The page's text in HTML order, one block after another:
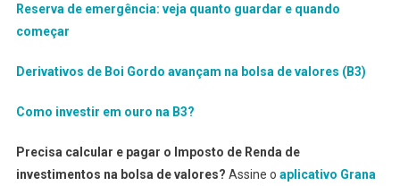
Reserva de emergência: veja quanto guardar e quando
começar
Derivativos de Boi Gordo avançam na bolsa de valores (B3)
Como investir em ouro na B3?
Precisa calcular e pagar o Imposto de Renda de
investimentos na bolsa de valores? Assine o aplicativo Grana